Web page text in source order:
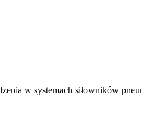
w systemach siłowników